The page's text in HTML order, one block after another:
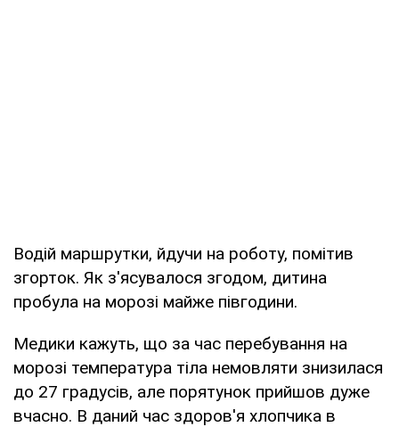
Водій маршрутки, йдучи на роботу, помітив
згорток. Як з'ясувалося згодом, дитина
пробула на морозі майже півгодини.
Медики кажуть, що за час перебування на
морозі температура тіла немовляти знизилася
до 27 градусів, але порятунок прийшов дуже
вчасно. В даний час здоров'я хлопчика в